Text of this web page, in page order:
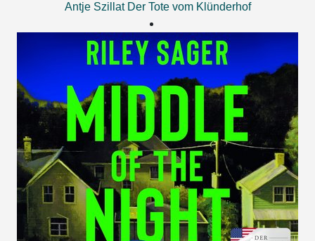
Antje Szillat Der Tote vom Klünderhof